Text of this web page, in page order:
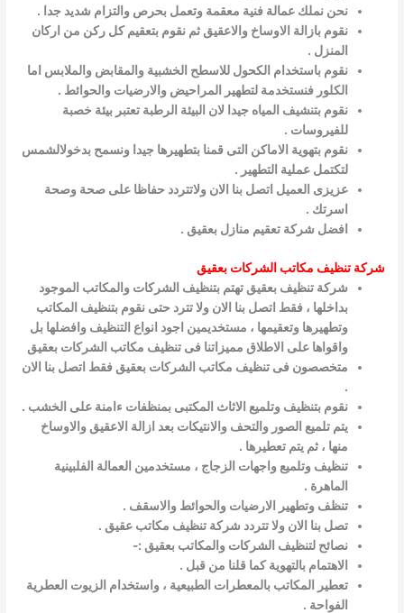
نحن نملك عمالة فنية معقمة وتعمل بحرص والتزام شديد جدا .
نقوم بازالة الاوساخ والاعقيق ثم نقوم بتعقيم كل ركن من اركان
المنزل .
نقوم باستخدام الكحول للاسطح الخشبية والمقابض والملابس اما
الكلور فنستخدمة لتطهير المراحيض والارضيات والحوائط .
نقوم بتنشيف المياه جيدا لان البيئة الرطبة تعتبر بيئة خصبة
للفيروسات .
نقوم بتهوية الاماكن التى قمنا بتطهيرها جيدا ونسمح بدخولالشمس
لتكتمل عملية التطهير .
عزيزى العميل اتصل بنا الان ولاتتردد حفاظا على صحة وصحة
اسرتك .
افضل شركة تعقيم منازل بعقيق .
شركة تنظيف مكاتب الشركات بعقيق
شركة تنظيف بعقيق تهتم بتنظيف الشركات والمكاتب الموجود
بداخلها ، فقط اتصل بنا الان ولا تترد حتى نقوم بتنظيف المكاتب
وتطهيرها وتعقيمها ، مستخديمين اجود انواع التنظيف وافضلها بل
واقواها على الاطلاق مميزاتنا فى تنظيف مكاتب الشركات بعقيق
متخصصون فى تنظيف مكاتب الشركات بعقيق فقط اتصل بنا الان
.
نقوم بتنظيف وتلميع الاثاث المكتبى بمنظفات ءامنة على الخشب .
يتم تلميع الصور والتحف والانتيكات بعد ازالة الاعقيق والاوساخ
منها ، ثم يتم تعطيرها .
تنظيف وتلميع واجهات الزجاج ، مستخدمين العمالة الفلبينية
الماهرة .
تنظف وتطهير الارضيات والحوائط والاسقف .
تصل بنا الان ولا تتردد شركة تنظيف مكاتب عقيق .
نصائح لتنظيف الشركات والمكاتب بعقيق :-
الاهتمام بالتهوية كما قلنا من قبل .
تعطير المكاتب بالمعطرات الطبيعية ، واستخدام الزيوت العطرية
الفواحة .